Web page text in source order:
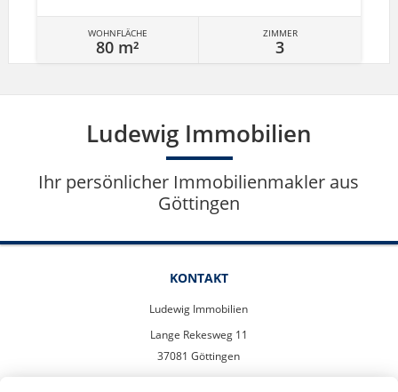
WOHNFLÄCHE
80 m²
ZIMMER
3
Ludewig Immobilien
Ihr persönlicher Immobilienmakler aus
Göttingen
KONTAKT
Ludewig Immobilien
Lange Rekesweg 11
37081 Göttingen